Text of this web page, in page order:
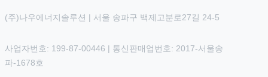
(주)나우에너지솔루션 | 서울 송파구 백제고분로27길 24-5
사업자번호: 199-87-00446 | 통신판매업번호: 2017-서울송
파-1678호